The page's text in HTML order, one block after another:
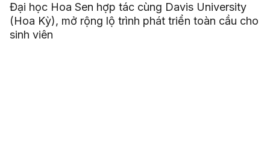
Đại học Hoa Sen hợp tác cùng Davis University
(Hoa Kỳ), mở rộng lộ trình phát triển toàn cầu cho
sinh viên